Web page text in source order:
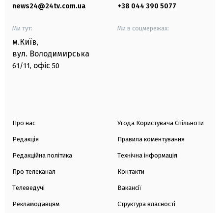
news24@24tv.com.ua +38 044 390 5077
Ми тут:
м.Київ,
вул. Володимирська
61/11, офіс 50
Ми в соцмережах:
Про нас
Редакція
Редакційна політика
Про телеканал
Телеведучі
Рекламодавцям
Угода Користувача Спільноти
Правила коментування
Технічна інформація
Контакти
Вакансії
Структура власності